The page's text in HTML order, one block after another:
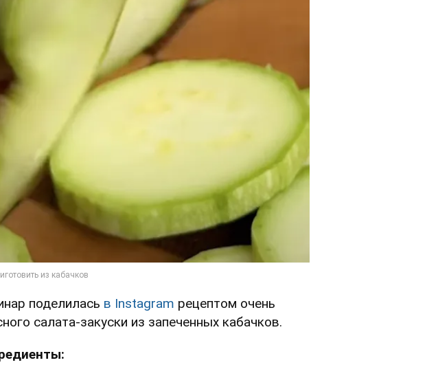
поделилась в Instagram рецептом очень
салата-закуски из запеченных кабачков.